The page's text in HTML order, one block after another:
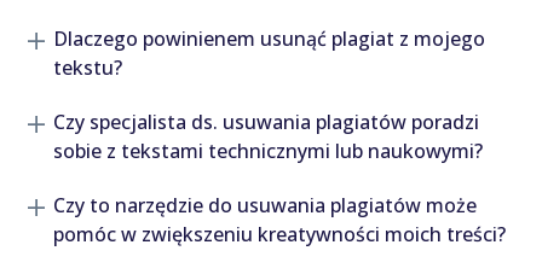
Dlaczego powinienem usunąć plagiat z mojego
tekstu?
Czy specjalista ds. usuwania plagiatów poradzi
sobie z tekstami technicznymi lub naukowymi?
Czy to narzędzie do usuwania plagiatów może
pomóc w zwiększeniu kreatywności moich treści?